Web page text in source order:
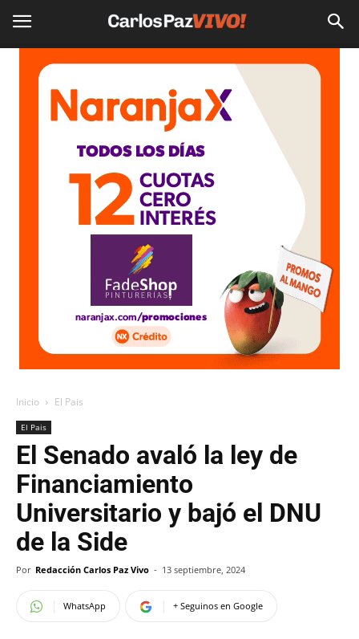
Inicio El Pais
El Pais
El Senado avaló la ley de
Financiamiento
Universitario y bajó el DNU
de la Side
Por Redacción Carlos Paz Vivo - 13 septiembre, 2024
WhatsApp + Seguinos en Google